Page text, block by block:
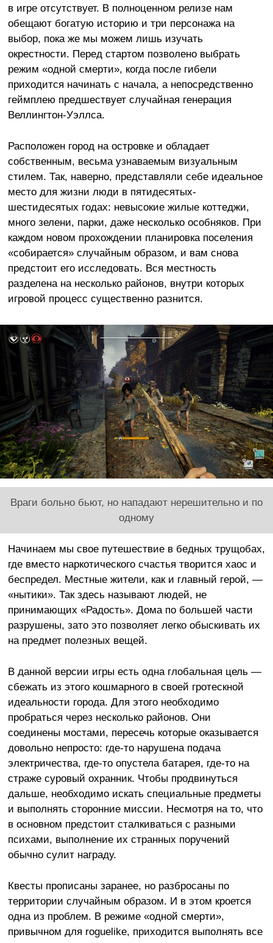
в игре отсутствует. В полноценном релизе нам
обещают богатую историю и три персонажа на
выбор, пока же мы можем лишь изучать
окрестности. Перед стартом позволено выбрать
режим «одной смерти», когда после гибели
приходится начинать с начала, а непосредственно
геймплею предшествует случайная генерация
Веллингтон-Уэллса.
Расположен город на островке и обладает
собственным, весьма узнаваемым визуальным
стилем. Так, наверно, представляли себе идеальное
место для жизни люди в пятидесятых-
шестидесятых годах: невысокие жилые коттеджи,
много зелени, парки, даже несколько особняков. При
каждом новом прохождении планировка поселения
«собирается» случайным образом, и вам снова
предстоит его исследовать. Вся местность
разделена на несколько районов, внутри которых
игровой процесс существенно разнится.
Враги больно бьют, но нападают нерешительно и по
одному
Начинаем мы свое путешествие в бедных трущобах,
где вместо наркотического счастья творится хаос и
беспредел. Местные жители, как и главный герой, —
«нытики». Так здесь называют людей, не
принимающих «Радость». Дома по большей части
разрушены, зато это позволяет легко обыскивать их
на предмет полезных вещей.
В данной версии игры есть одна глобальная цель —
сбежать из этого кошмарного в своей гротескной
идеальности города. Для этого необходимо
пробраться через несколько районов. Они
соединены мостами, пересечь которые оказывается
довольно непросто: где-то нарушена подача
электричества, где-то опустела батарея, где-то на
страже суровый охранник. Чтобы продвинуться
дальше, необходимо искать специальные предметы
и выполнять сторонние миссии. Несмотря на то, что
в основном предстоит сталкиваться с разными
психами, выполнение их странных поручений
обычно сулит награду.
Квесты прописаны заранее, но разбросаны по
территории случайным образом. И в этом кроется
одна из проблем. В режиме «одной смерти»,
привычном для roguelike, приходится выполнять все